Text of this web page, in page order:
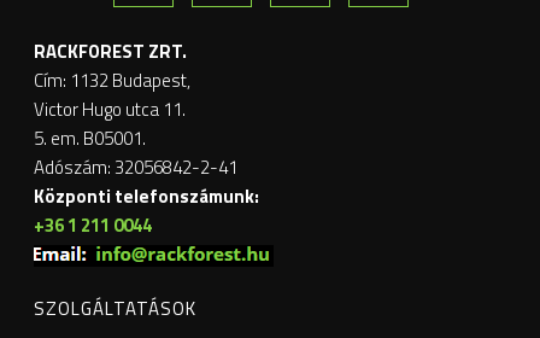
RACKFOREST ZRT.
Cím: 1132 Budapest,
Victor Hugo utca 11.
5. em. B05001.
Adószám: 32056842-2-41
Központi telefonszámunk:
+36 1 211 0044
SZOLGÁLTATÁSOK